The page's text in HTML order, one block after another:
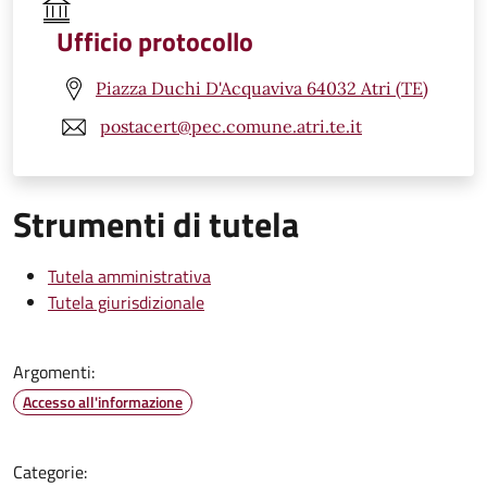
Ufficio protocollo
Piazza Duchi D'Acquaviva 64032 Atri (TE)
postacert@pec.comune.atri.te.it
Strumenti di tutela
Tutela amministrativa
Tutela giurisdizionale
Argomenti:
Accesso all'informazione
Categorie: